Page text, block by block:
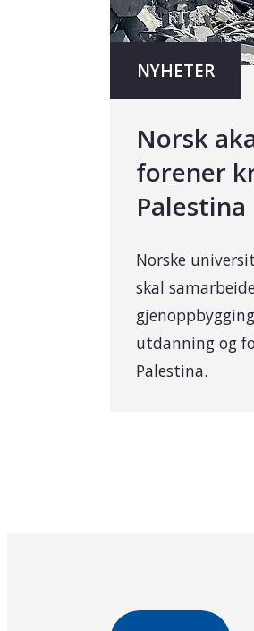
NYHETER
Norsk
forener
Palestina
Norske
skal
utdanning og
Palestina.